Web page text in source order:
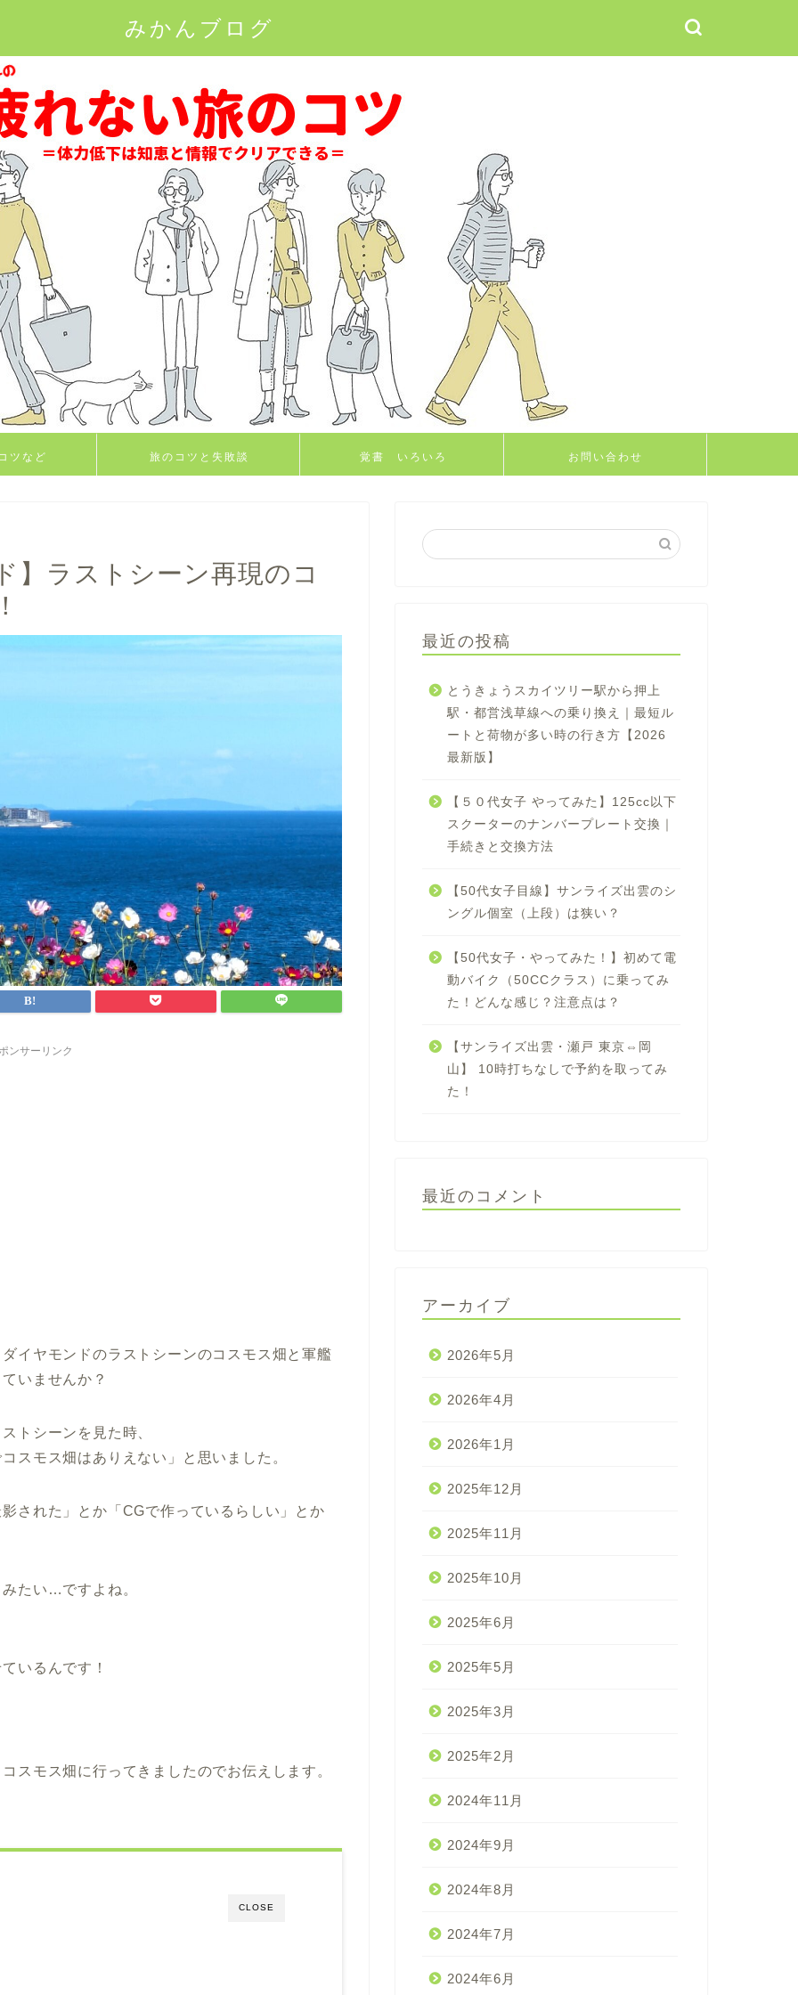
みかんブログ
ツなど 旅のコツと失敗談 覚書 いろいろ お問い合わせ
】ラストシーン再現のコ
ンサーリンク
イヤモンドのラストシーンのコスモス畑と軍艦
いませんか？
トシーンを見た時、
スモス畑はありえない」と思いました。
された」とか「CGで作っているらしい」とか
たい…ですよね。
いるんです！
スモス畑に行ってきましたのでお伝えします。
CLOSE
最近の投稿
とうきょうスカイツリー駅から押上
駅・都営浅草線への乗り換え｜最短ル
ートと荷物が多い時の行き方【2026
最新版】
【５０代女子 やってみた】125cc以下
スクーターのナンバープレート交換｜
手続きと交換方法
【50代女子目線】サンライズ出雲のシ
ングル個室（上段）は狭い？
【50代女子・やってみた！】初めて電
動バイク（50CCクラス）に乗ってみ
た！どんな感じ？注意点は？
【サンライズ出雲・瀬戸 東京⇔岡
山】 10時打ちなしで予約を取ってみ
た！
最近のコメント
アーカイブ
2026年5月
2026年4月
2026年1月
2025年12月
2025年11月
2025年10月
2025年6月
2025年5月
2025年3月
2025年2月
2024年11月
2024年9月
2024年8月
2024年7月
2024年6月